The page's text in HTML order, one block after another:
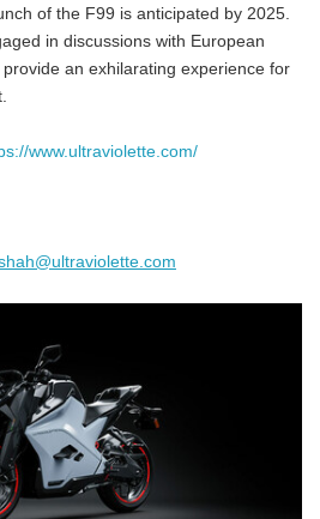
of the F99 is anticipated by 2025.
in discussions with European
an exhilarating experience for
www.ultraviolette.com/